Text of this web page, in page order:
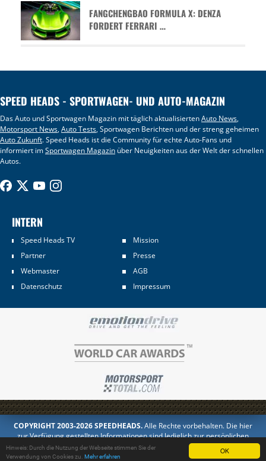
OK
Hinweis: Durch die Nutzung der Webseite stimmen Sie der
Verwendung von Cookies zu. Mehr erfahren
FANGCHENGBAO FORMULA X: DENZA
FORDERT FERRARI …
SPEED HEADS - SPORTWAGEN- UND AUTO-MAGAZIN
Das Auto und Sportwagen Magazin mit täglich aktualisiertenAuto News,
Motorsport News,Auto Tests, Sportwagen Berichten und der streng geheimen
Auto Zukunft. Speed Heads ist die Community für echte Auto-Fans und
informiert imSportwagen Magazin über Neuigkeiten aus der Welt der schnellen
Autos.
INTERN
Speed Heads TV
Mission
Partner
Presse
Webmaster
AGB
Datenschutz
Impressum
COPYRIGHT 2003-2026 SPEEDHEADS.Alle Rechte vorbehalten. Die hier
zur Verfügung gestellten Informationen sind lediglich zur persönlichen
Information bestimmt. Jedes Kopieren oder Veröffentlichen in anderer
Form ist untersagt.